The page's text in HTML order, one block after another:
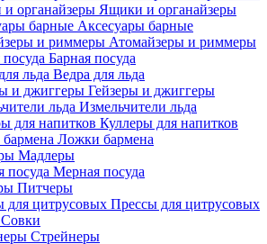
Ящики и органайзеры
Аксесуары барные
Атомайзеры и риммеры
Барная посуда
Ведра для льда
Гейзеры и джиггеры
Измельчители льда
Куллеры для напитков
Ложки бармена
Мадлеры
Мерная посуда
Питчеры
Прессы для цитрусовых
Совки
Стрейнеры